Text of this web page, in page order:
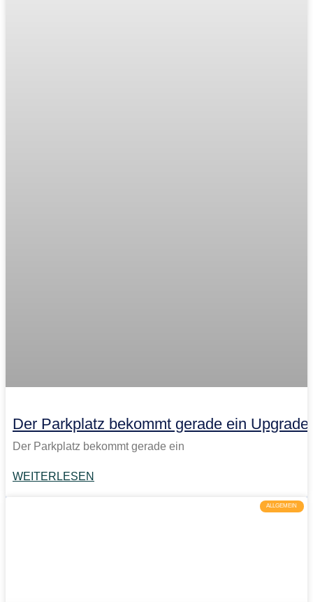
Der Parkplatz bekommt gerade ein Upgrade
Der Parkplatz bekommt gerade ein
WEITERLESEN
ALLGEMEIN